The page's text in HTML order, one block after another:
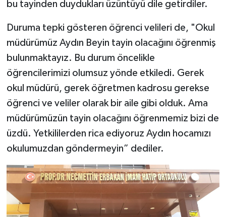
bu tayinden duydukları üzüntüyü dile getirdiler.
Duruma tepki gösteren öğrenci velileri de, "Okul
müdürümüz Aydın Beyin tayin olacağını öğrenmiş
bulunmaktayız. Bu durum öncelikle
öğrencilerimizi olumsuz yönde etkiledi. Gerek
okul müdürü, gerek öğretmen kadrosu gerekse
öğrenci ve veliler olarak bir aile gibi olduk. Ama
müdürümüzün tayin olacağını öğrenmemiz bizi de
üzdü. Yetkililerden rica ediyoruz Aydın hocamızı
okulumuzdan göndermeyin” dediler.